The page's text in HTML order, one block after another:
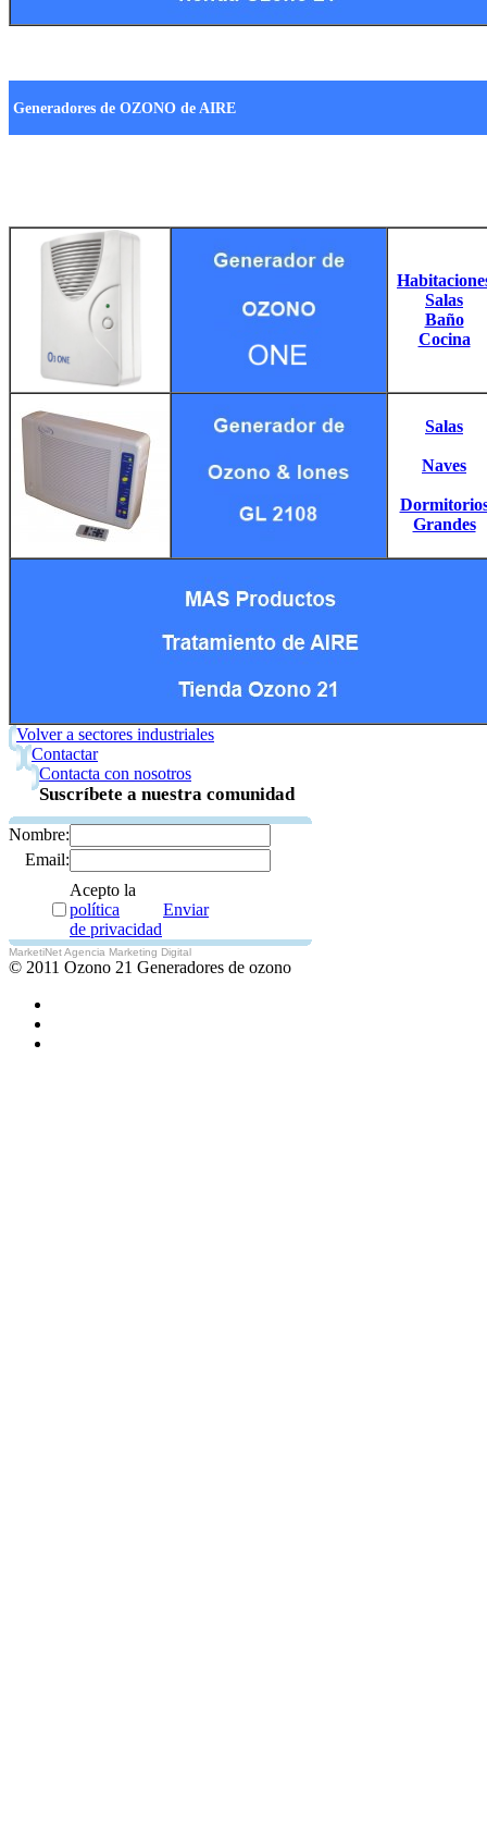
Generadores de OZONO de AIRE
Salas
Baño
Cocina
Salas
Naves
Grandes
Volver a sectores industriales
Contactar
Contacta con nosotros
Suscríbete a nuestra comunidad
Nombre:
Email:
Acepto la
política
de privacidad
Enviar
MarketiNet Agencia Marketing Digital
© 2011 Ozono 21 Generadores de ozono